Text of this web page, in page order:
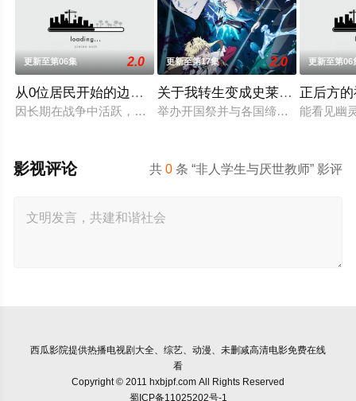
更新至第06集 2.0
从0位居民开始的边境领主大人
因长期在战争中活跃，而被称为〝救国英雄〞的男人——迪亚
更新至第17集 2.0
关于我转生变成史莱姆这档事第
举办开国祭并与各国缔结邦交的魔国
更新至第06
正后方
能看见幽
共0 条 “非人学生与厌世教师” 影评
影视评论
西瓜影院提供热播电视剧大全、综艺、动漫、未删减高清电影免费在线
看
Copyright © 2011 hxbjpf.com All Rights Reserved
蜀ICP备11025202号-1